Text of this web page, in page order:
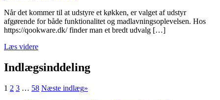
Når det kommer til at udstyre et køkken, er valget af udstyr
afgørende for både funktionalitet og madlavningsoplevelsen. Hos
https://qookware.dk/ finder man et bredt udvalg […]
Læs videre
Indlægsinddeling
1 2 3 … 58 Næste indlæg»